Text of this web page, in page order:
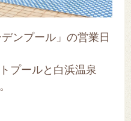
ンプール」の営業日
プールと白浜温泉